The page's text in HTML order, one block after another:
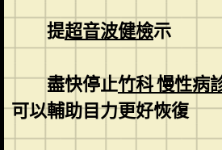
提超音波健檢示
盡快停止竹科 慢性病
可以輔助目力更好恢復